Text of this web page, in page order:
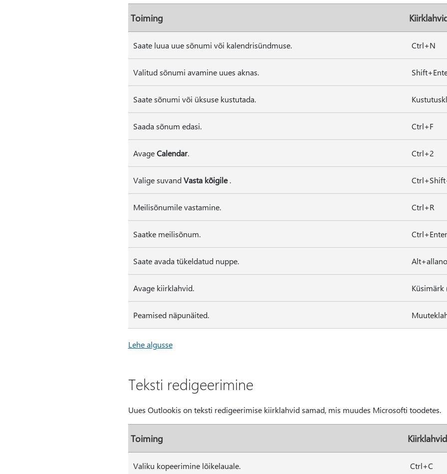
Toiming
Saate luua uue sõnumi või kalendrisündmuse. Ctrl+N
Valitud sõnumi avamine uues aknas.
Saate sõnumi või üksuse kustutada.
Saada sõnum edasi. Ctrl+F
AvageCalendar. Ctrl+2
Valige suvandVasta kõigile.
Meilisõnumile vastamine. Ctrl+R
Saatke meilisõnum. Ctrl+Enter
Saate avada tükeldatud nuppe.
Avage kiirklahvid. Küsimärk
Peamised näpunäited.
Lehe algusse
Teksti redigeerimine
Uues Outlookis on teksti redigeerimise kiirklahvid samad, mis muudes Microsofti toodetes.
Toiming Kiirklahvid
Valiku kopeerimine lõikelauale. Ctrl+C